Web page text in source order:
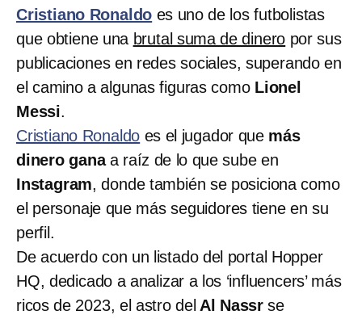
Cristiano Ronaldo es uno de los futbolistas
que obtiene una brutal suma de dinero por sus
publicaciones en redes sociales, superando en
el camino a algunas figuras comoLionel
Messi.
Cristiano Ronaldo es el jugador que más
dinero ganaa raíz de lo que sube en
Instagram, donde también se posiciona como
el personaje que más seguidores tiene en su
perfil.
De acuerdo con un listado del portal Hopper
HQ, dedicado a analizar a los ‘influencers’ más
ricos de 2023, el astro del Al Nassrse